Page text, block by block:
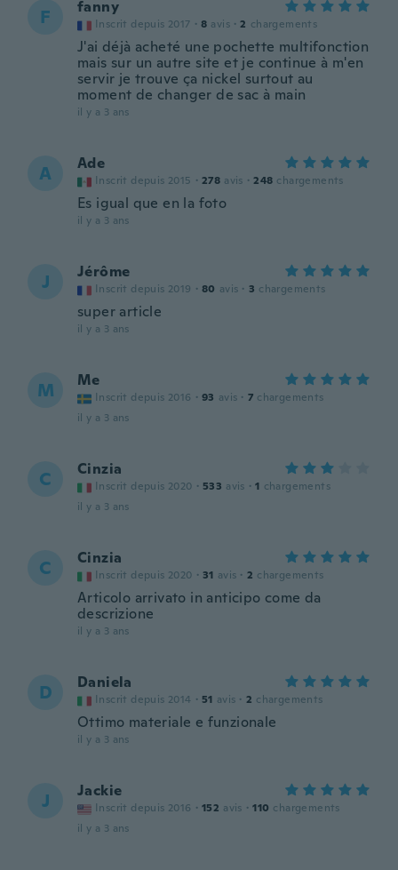
F fanny
Inscrit depuis 2017 · 8 avis · 2 chargements
J'ai déjà acheté une pochette multifonction
mais sur un autre site et je continue à m'en
servir je trouve ça nickel surtout au
moment de changer de sac à main
il y a 3 ans
A Ade
Inscrit depuis 2015 · 278 avis · 248 chargements
Es igual que en la foto
il y a 3 ans
J Jérôme
Inscrit depuis 2019 · 80 avis · 3 chargements
super article
il y a 3 ans
M Me
Inscrit depuis 2016 · 93 avis · 7 chargements
il y a 3 ans
C Cinzia
Inscrit depuis 2020 · 533 avis · 1 chargements
il y a 3 ans
C Cinzia
Inscrit depuis 2020 · 31 avis · 2 chargements
Articolo arrivato in anticipo come da
descrizione
il y a 3 ans
D Daniela
Inscrit depuis 2014 · 51 avis · 2 chargements
Ottimo materiale e funzionale
il y a 3 ans
J Jackie
Inscrit depuis 2016 · 152 avis · 110 chargements
il y a 3 ans